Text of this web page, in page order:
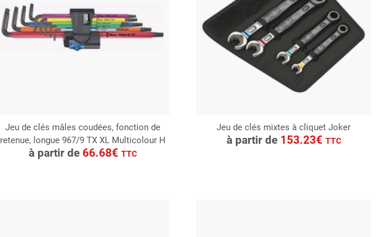
Jeu de clés mâles coudées, fonction de
retenue, longue 967/9 TX XL Multicolour H
à partir de 66.68€ TTC
CONSULTER
Demande de devis
Jeu de clés mixtes à cliquet Joker
à partir de 153.23€ TTC
CONSULTER
Demande de devis